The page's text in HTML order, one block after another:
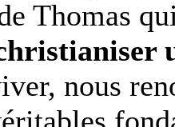
Thomas
nous